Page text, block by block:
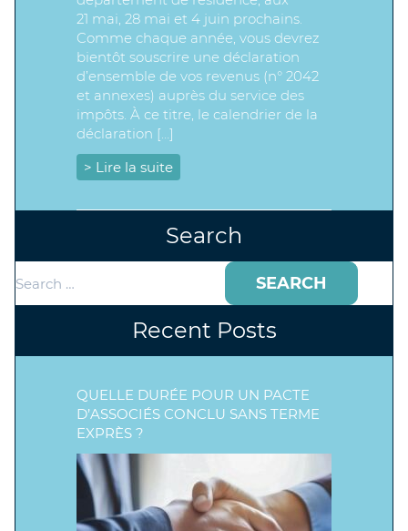
21 mai, 28 mai et 4 juin prochains.
Comme chaque année, vous devrez
bientôt souscrire une déclaration
d’ensemble de vos revenus (n° 2042
et annexes) auprès du service des
impôts. À ce titre, le calendrier de la
déclaration […]
> Lire la suite
Search
for:
Recent Posts
QUELLE DURÉE POUR UN PACTE
D’ASSOCIÉS CONCLU SANS TERME
EXPRÈS ?